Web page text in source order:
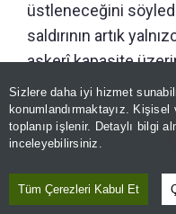
Sizlere daha iyi hizmet
konumlandırmaktayız.
toplanıp işlenir. Detaylı bilgi
inceleyebilirsiniz.
Tüm Çerezleri Kabul Et
üstleneceğini
saldırının artık
askerî kapasite
dikkat çeken Orallı,
denklemde
caydırıcılığı
bölgedeki hareket
dikkate alınmasını